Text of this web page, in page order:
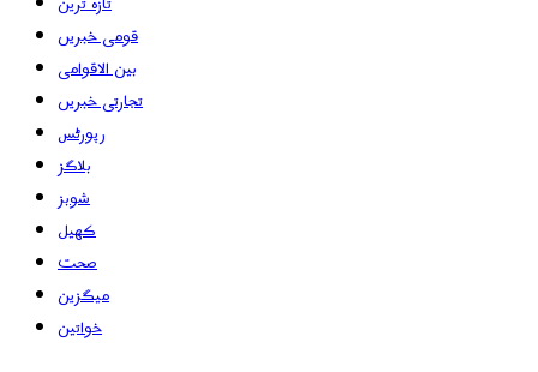
قومی خبریں
بین الاقوامی
تجارتی خبریں
رپورٹس
بلاگز
شوبز
کھیل
صحت
میگزین
خواتین